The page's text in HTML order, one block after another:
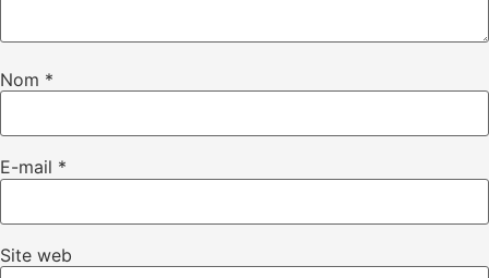
Nom *
E-mail *
Site web